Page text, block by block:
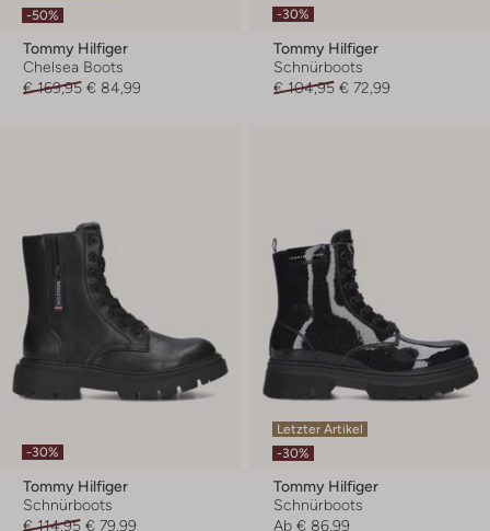
-50%
Tommy Hilfiger
Chelsea Boots
€ 169,95 € 84,99
-30%
Tommy Hilfiger
Schnürboots
€ 104,95 € 72,99
-30%
Tommy Hilfiger
Schnürboots
€ 114,95 € 79,99
Letzter Artikel
-30%
Tommy Hilfiger
Schnürboots
Ab € 86,99